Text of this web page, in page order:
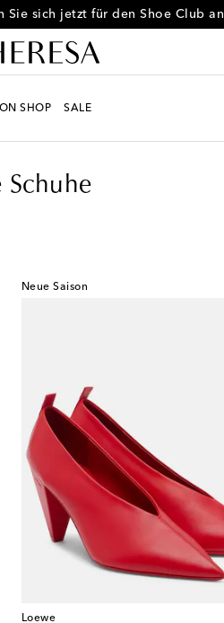
Sie sich jetzt für den Shoe Club an
SHOP SALE
Schuhe
Neue Saison
Loewe